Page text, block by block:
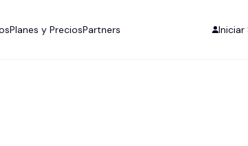
Planes y PreciosPartners Iniciar